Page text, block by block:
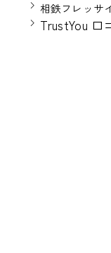
相鉄フレッサ
TrustYou 口